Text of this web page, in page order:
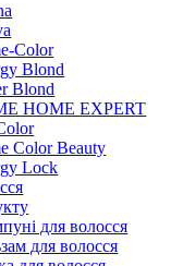
Color
Blond
Blond
HOME EXPERT
Color Beauty
Lock
для волосся
для волосся